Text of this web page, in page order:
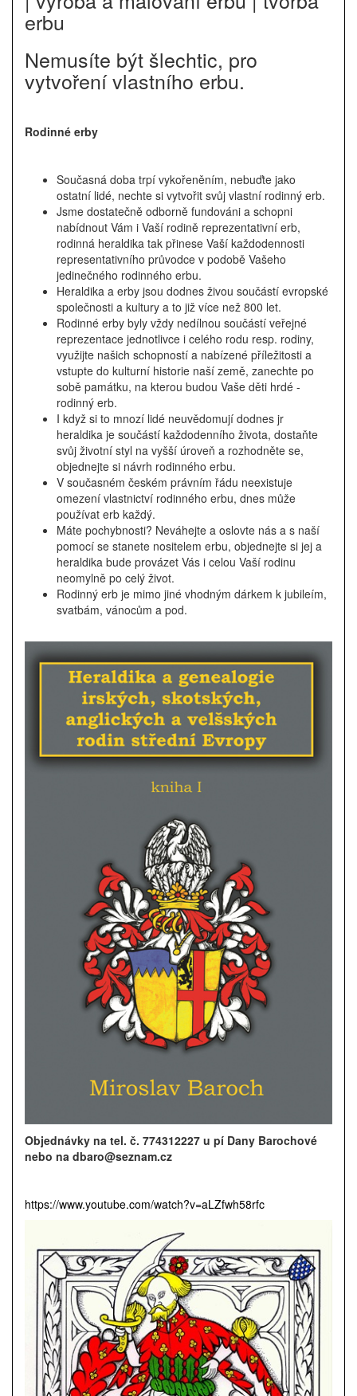
erbu
Nemusíte být šlechtic, pro
vytvoření vlastního erbu.
Rodinné erby
Současná doba trpí vykořeněním, nebuďte jako
ostatní lidé, nechte si vytvořit svůj vlastní rodinný erb.
Jsme dostatečně odborně fundováni a schopni
nabídnout Vám i Vaší rodině reprezentativní erb,
rodinná heraldika tak přinese Vaší každodennosti
representativního průvodce v podobě Vašeho
jedinečného rodinného erbu.
Heraldika a erby jsou dodnes živou součástí evropské
společnosti a kultury a to již více než 800 let.
Rodinné erby byly vždy nedílnou součástí veřejné
reprezentace jednotlivce i celého rodu resp. rodiny,
využijte našich schopností a nabízené příležitosti a
vstupte do kulturní historie naší země, zanechte po
sobě památku, na kterou budou Vaše děti hrdé -
rodinný erb.
I když si to mnozí lidé neuvědomují dodnes jr
heraldika je součástí každodenního života, dostaňte
svůj životní styl na vyšší úroveň a rozhodněte se,
objednejte si návrh rodinného erbu.
V současném českém právním řádu neexistuje
omezení vlastnictví rodinného erbu, dnes může
používat erb každý.
Máte pochybnosti? Neváhejte a oslovte nás a s naší
pomocí se stanete nositelem erbu, objednejte si jej a
heraldika bude provázet Vás i celou Vaší rodinu
neomylně po celý život.
Rodinný erb je mimo jiné vhodným dárkem k jubileím,
svatbám, vánocům a pod.
Objednávky na tel. č. 774312227 u pí Dany Barochové
nebo na dbaro@seznam.cz
https://www.youtube.com/watch?v=aLZfwh58rfc